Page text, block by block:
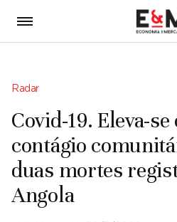
Radar
Covid-19. Eleva-
contágio
duas mortes
Angola